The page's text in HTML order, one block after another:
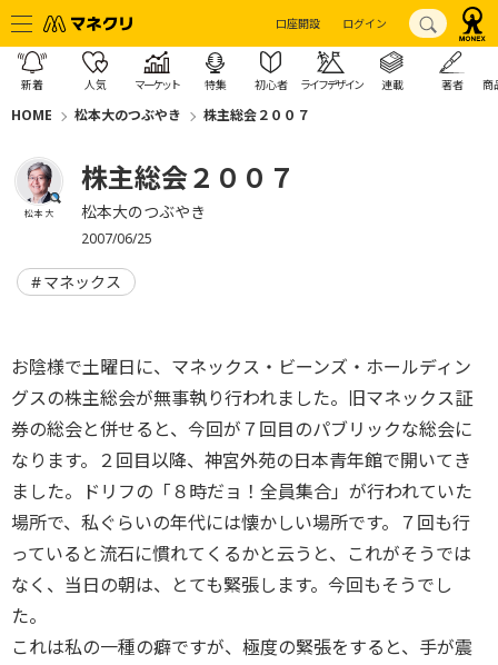
口座開設 ログイン
新着 人気 マーケット 特集 初心者 ライフデザイン 連載 著者 商
HOME 松本大のつぶやき 株主総会２００７
松本 大
株主総会２００７
松本大のつぶやき
2007/06/25
マネックス
お陰様で土曜日に、マネックス・ビーンズ・ホールディン
グスの株主総会が無事執り行われました。旧マネックス証
券の総会と併せると、今回が７回目のパブリックな総会に
なります。２回目以降、神宮外苑の日本青年館で開いてき
ました。ドリフの「８時だョ！全員集合」が行われていた
場所で、私ぐらいの年代には懐かしい場所です。７回も行
っていると流石に慣れてくるかと云うと、これがそうでは
なく、当日の朝は、とても緊張します。今回もそうでし
た。
これは私の一種の癖ですが、極度の緊張をすると、手が震